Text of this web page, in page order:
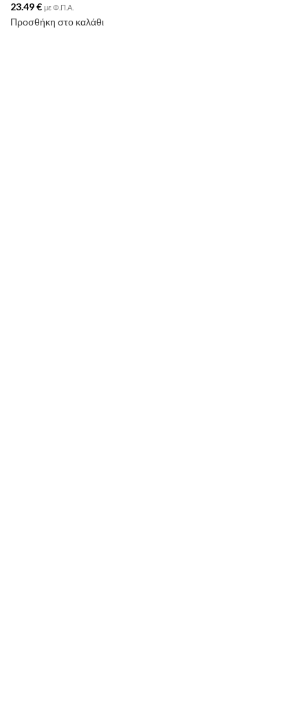
23.49€ με Φ.Π.Α.
Προσθήκη στο καλάθι